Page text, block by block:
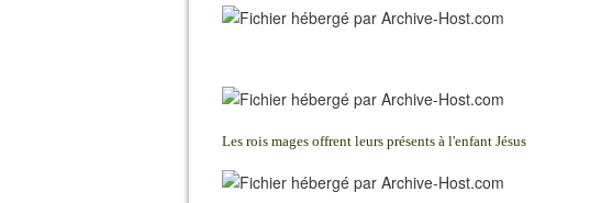
Les rois mages offrent leurs présents à l'enfant Jésus